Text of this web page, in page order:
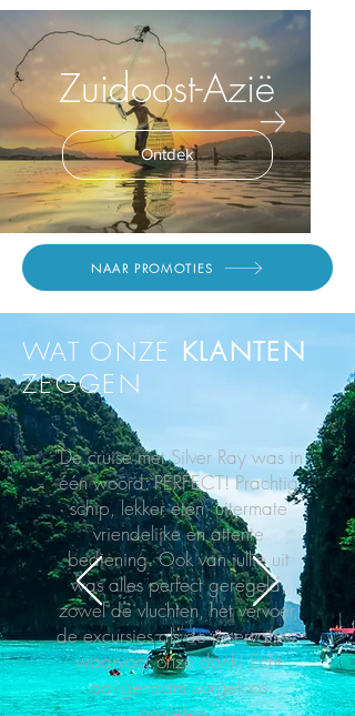
Zuidoost-Azië
Ontdek
NAAR PROMOTIES
WAT ONZE KLANTEN
ZEGGEN
"De cruise met Silver Ray was in
één woord: PERFECT! Prachtig
schip, lekker eten, uitermate
vriendelijke en attente
bediening. Ook van jullie uit
was alles perfect geregeld,
zowel de vluchten, het vervoer,
de excursies als de reservaties,
waarvoor onze dank!Echt
aangenaam zorgeloos